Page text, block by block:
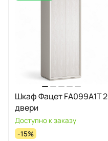
Шкаф Фацет FA099А1T 2
двери
Доступно к заказу
-15%